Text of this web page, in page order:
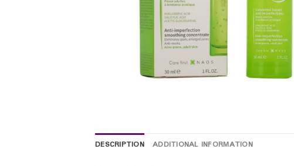
DESCRIPTION ADDITIONAL INFORMATION